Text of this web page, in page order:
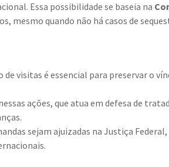
Essa possibilidade se baseia na
mesmo quando não há casos de
de visitas é essencial para preservar o
ações, que atua em defesa de
sejam ajuizadas na Justiça